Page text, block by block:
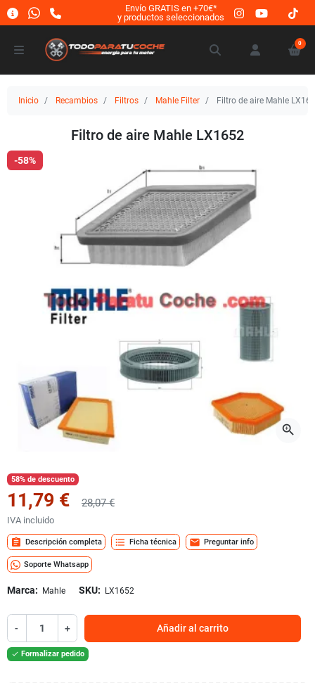
Envío GRATIS en +70€*
y productos seleccionados
0
Inicio Recambios Filtros Mahle Filter Filtro de aire Mahle
Filtro de aire Mahle LX1652
-58%
zoom_in
58% de descuento
11,79 € 28,07 €
IVA incluido
assignment Descripción completa format_list_bulleted Ficha técnica mail Preguntar info
Soporte Whatsapp
Marca: Mahle SKU: LX1652
- + Añadir al carrito
 Formalizar pedido